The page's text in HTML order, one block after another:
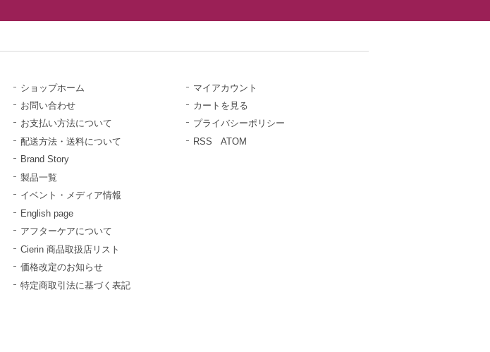
ショップホーム
お問い合わせ
お支払い方法について
配送方法・送料について
Brand Story
製品一覧
イベント・メディア情報
English page
アフターケアについて
Cierin 商品取扱店リスト
価格改定のお知らせ
特定商取引法に基づく表記
マイアカウント
カートを見る
プライバシーポリシー
RSS
ATOM